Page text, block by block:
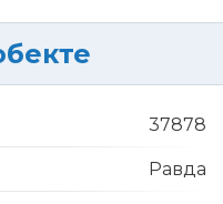
37878
Равда